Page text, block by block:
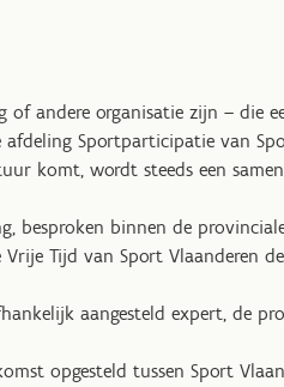
of andere organisatie zijn – die
Sportparticipatie van
komt, wordt steeds een
besproken binnen de
Vrije Tijd van Sport Vlaanderen
aangesteld expert, de
opgesteld tussen Sport